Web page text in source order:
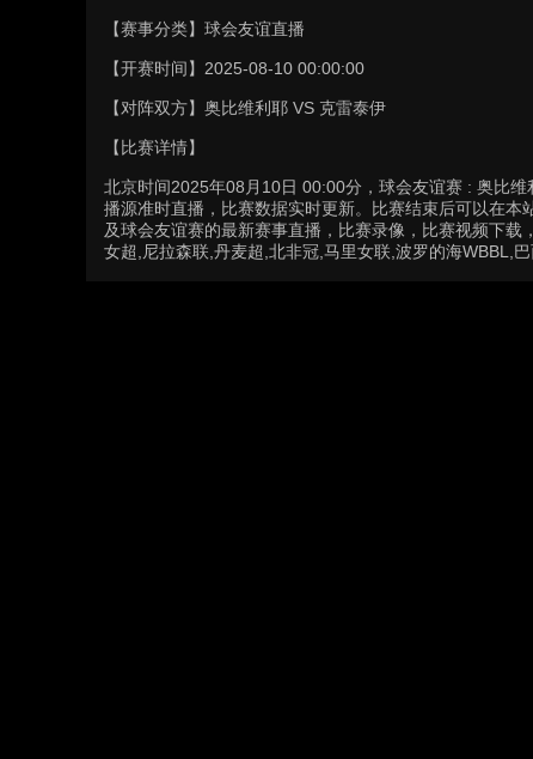
【赛事分类】 球会友谊直播
【开赛时间】 2025-08-10 00:00:00
【对阵双方】 奥比维利耶 VS 克雷泰伊
【比赛详情】
北京时间2025年08月10日 00:00分，球会友谊赛 : 奥比
播源准时直播，比赛数据实时更新。比赛结束后可以在
及球会友谊赛的最新赛事直播，比赛录像，比赛视频下
女超,尼拉森联,丹麦超,北非冠,马里女联,波罗的海WBBL,巴